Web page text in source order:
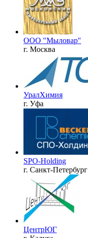
ООО "Мыловар"
г. Москва
УралХимия
г. Уфа
SPO-Holding
г. Санкт-Петербург
ЦентрЮГ